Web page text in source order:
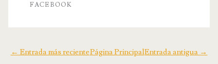
FACEBOOK
← Entrada más reciente Entrada antigua →
Página Principal